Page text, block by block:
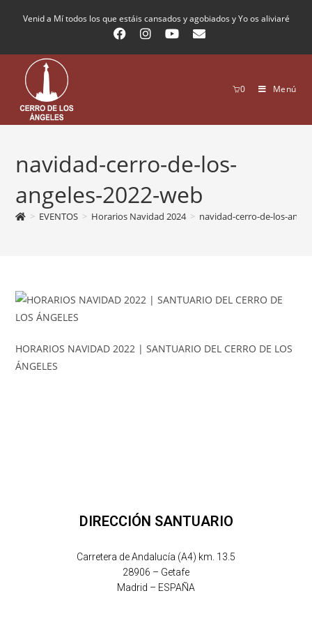
Venid a Mí todos los que estáis cansados y agobiados y Yo os aliviaré
0 Menú
navidad-cerro-de-los-
angeles-2022-web
> EVENTOS > Horarios Navidad 2024 > navidad-cerro-de-los-
HORARIOS NAVIDAD 2022 | SANTUARIO DEL CERRO DE LOS
ÁNGELES
DIRECCIÓN SANTUARIO
Carretera de Andalucía (A4) km. 13.5
28906 – Getafe
Madrid – ESPAÑA